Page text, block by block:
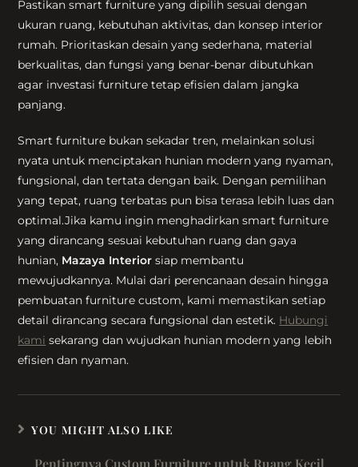
Pastikan smart furniture yang dipilih sesuai dengan
ukuran ruang, kebutuhan aktivitas, dan konsep interior
rumah. Prioritaskan desain yang sederhana, material
berkualitas, dan fungsi yang benar-benar dibutuhkan
agar investasi furniture tetap efisien dalam jangka
panjang.
Smart furniture bukan sekadar tren, melainkan solusi
nyata untuk menciptakan hunian modern yang nyaman,
fungsional, dan tertata dengan baik. Dengan pemilihan
yang tepat, ruang terbatas pun bisa terasa lebih luas dan
optimal.Jika kamu ingin menghadirkan smart furniture
yang dirancang sesuai kebutuhan ruang dan gaya
hunian, Mazaya Interior siap membantu
mewujudkannya. Mulai dari perencanaan desain hingga
pembuatan furniture custom, kami memastikan setiap
detail dirancang secara fungsional dan estetik. Hubungi
kami sekarang dan wujudkan hunian modern yang lebih
efisien dan nyaman.
YOU MIGHT ALSO LIKE
Pentingnya Custom Furniture untuk Ruang Kecil